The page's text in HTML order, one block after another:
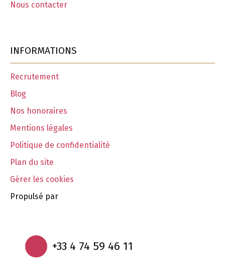
Nous contacter
INFORMATIONS
Recrutement
Blog
Nos honoraires
Mentions légales
Politique de confidentialité
Plan du site
Gérer les cookies
Propulsé par
+33 4 74 59 46 11